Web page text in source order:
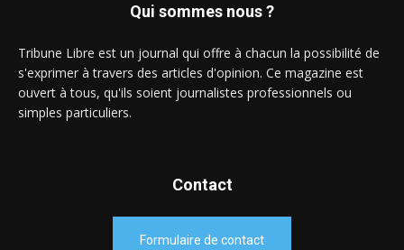
Qui sommes nous ?
Tribune Libre est un journal qui offre à chacun la possibilité de
s'exprimer à travers des articles d'opinion. Ce magazine est
ouvert à tous, qu'ils soient journalistes professionnels ou
simples particuliers.
Contact
Formulaire de contact